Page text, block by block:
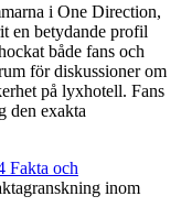
i One Direction,
en betydande profil
både fans och
för diskussioner om
på lyxhotell. Fans
den exakta
Fakta och
inom